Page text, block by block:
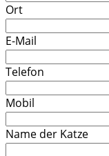
Ort
E-Mail
Telefon
Mobil
Name der Katze